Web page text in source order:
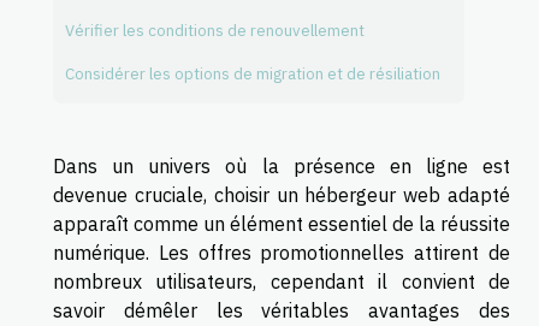
Vérifier les conditions de renouvellement
Considérer les options de migration et de résiliation
Dans un univers où la présence en ligne est
devenue cruciale, choisir un hébergeur web adapté
apparaît comme un élément essentiel de la réussite
numérique. Les offres promotionnelles attirent de
nombreux utilisateurs, cependant il convient de
savoir démêler les véritables avantages des